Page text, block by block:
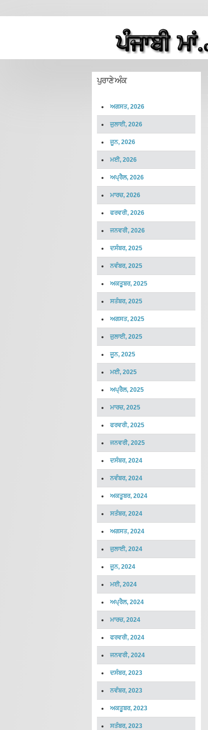
ਪੁਰਾਣੇ ਅੰਕ
ਅਗਸਤ, 2026
ਜੁਲਾਈ, 2026
ਜੂਨ, 2026
ਮਈ, 2026
ਅਪ੍ਰੈਲ, 2026
ਮਾਰਚ, 2026
ਫਰਵਰੀ, 2026
ਜਨਵਰੀ, 2026
ਦਸੰਬਰ, 2025
ਨਵੰਬਰ, 2025
ਅਕਤੂਬਰ, 2025
ਸਤੰਬਰ, 2025
ਅਗਸਤ, 2025
ਜੁਲਾਈ, 2025
ਜੂਨ, 2025
ਮਈ, 2025
ਅਪ੍ਰੈਲ, 2025
ਮਾਰਚ, 2025
ਫਰਵਰੀ, 2025
ਜਨਵਰੀ, 2025
ਦਸੰਬਰ, 2024
ਨਵੰਬਰ, 2024
ਅਕਤੂਬਰ, 2024
ਸਤੰਬਰ, 2024
ਅਗਸਤ, 2024
ਜੁਲਾਈ, 2024
ਜੂਨ, 2024
ਮਈ, 2024
ਅਪ੍ਰੈਲ, 2024
ਮਾਰਚ, 2024
ਫਰਵਰੀ, 2024
ਜਨਵਰੀ, 2024
ਦਸੰਬਰ, 2023
ਨਵੰਬਰ, 2023
ਅਕਤੂਬਰ, 2023
ਸਤੰਬਰ, 2023